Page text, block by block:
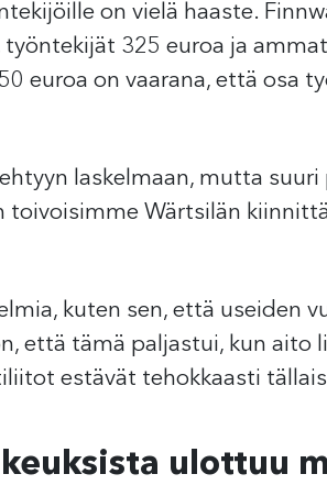
on vielä haaste.
325 euroa ja
euroa on vaarana, että osa
laskelmaan, mutta
toivoisimme Wärtsilän
kuten sen, että useiden
että tämä paljastui, kun
estävät tehokkaasti
ulottuu